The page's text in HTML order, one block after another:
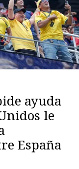
ayuda
le
España